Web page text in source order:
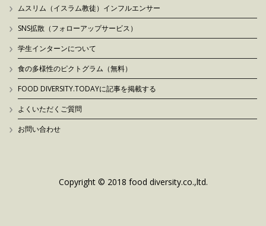
ムスリム（イスラム教徒）インフルエンサー
SNS拡散（フォローアップサービス）
学生インターンについて
食の多様性のピクトグラム（無料）
FOOD DIVERSITY.TODAYに記事を掲載する
よくいただくご質問
お問い合わせ
Copyright © 2018 food diversity.co.,ltd.